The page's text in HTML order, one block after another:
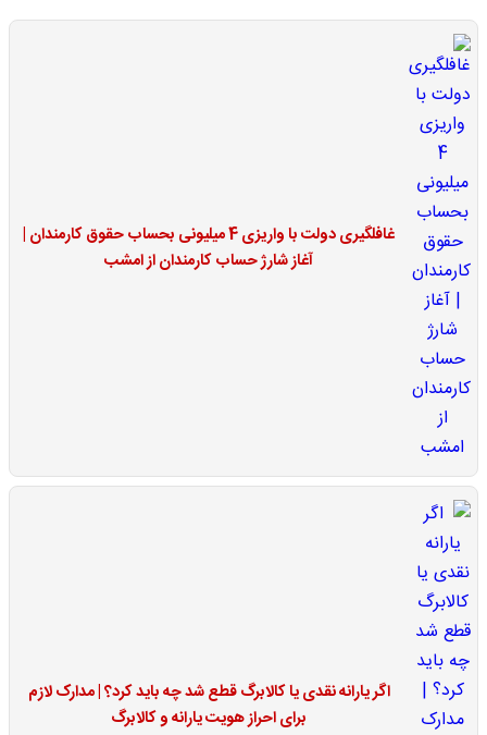
غافلگیری دولت با واریزی 4 میلیونی بحساب حقوق کارمندان |
آغاز شارژ حساب کارمندان از امشب
اگر یارانه نقدی یا کالابرگ قطع شد چه باید کرد؟ | مدارک لازم
برای احراز هویت یارانه و کالابرگ